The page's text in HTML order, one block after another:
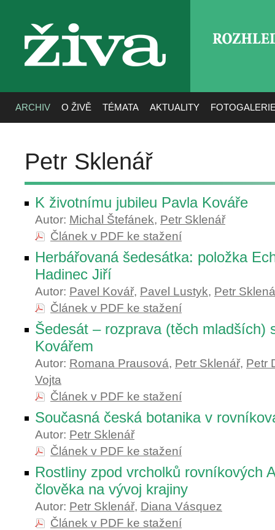
živa
ARCHIV O ŽIVĚ TÉMATA AKTUALITY
Petr Sklenář
K životnímu jubileu Pavla Kováře
Autor: Michal Štefánek, Petr Sklenář
Článek v PDF ke stažení
Herbářovaná šedesátka: položka
Hadinec Jiří
Autor: Pavel Kovář, Pavel Lustyk, Petr
Článek v PDF ke stažení
Šedesát – rozprava (těch mladších)
Kovářem
Autor: Romana Prausová, Petr Sklenář, Petr
Vojta
Článek v PDF ke stažení
Současná česká botanika v
Autor: Petr Sklenář
Článek v PDF ke stažení
Rostliny zpod vrcholků rovníkových
člověka na vývoj krajiny
Autor: Petr Sklenář, Diana Vásquez
Článek v PDF ke stažení